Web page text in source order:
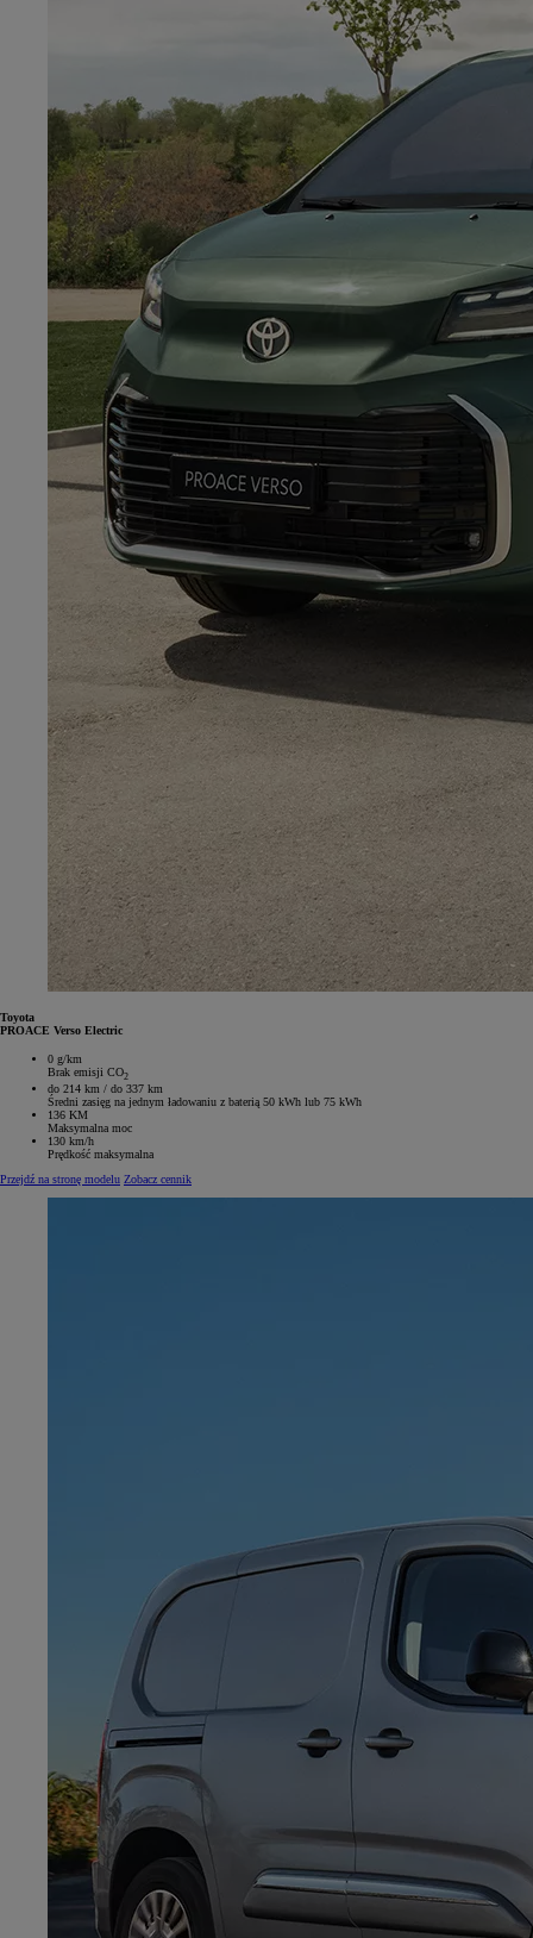
Toyota
PROACE Verso Electric
0 g/km
Brak emisji CO2
do 214 km / do 337 km
Średni zasięg na jednym ładowaniu z baterią 50 kWh lub 75 kWh
136 KM
Maksymalna moc
130 km/h
Prędkość maksymalna
Przejdź na stronę modelu Zobacz cennik